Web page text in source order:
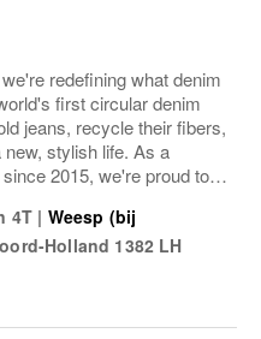
redefining what denim
first circular denim
jeans, recycle their fibers,
stylish life. As a
2015, we're proud to
sustainability.
4T | Weesp (bij
Holland 1382 LH